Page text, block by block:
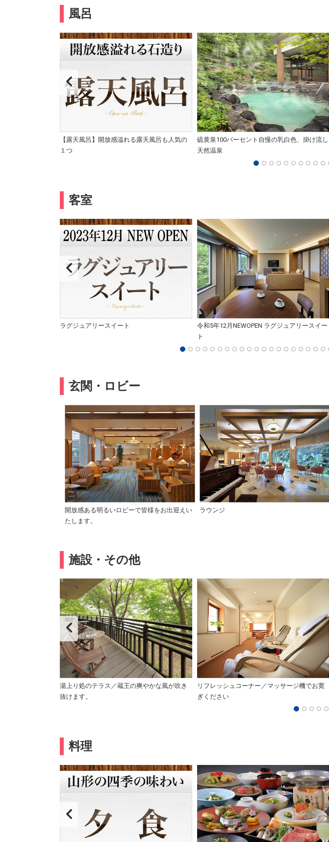
風呂
【露天風呂】開放感溢れる露天風呂も人気の
１つ
硫黄泉100パーセント自慢の乳白色、掛け流し
天然温泉
客室
ラグジュアリースイート
令和5年12月NEWOPEN ラグジュアリースイー
ト
玄関・ロビー
開放感ある明るいロビーで皆様をお出迎えい
たします。
ラウンジ
施設・その他
湯上り処のテラス／蔵王の爽やかな風が吹き
抜けます。
リフレッシュコーナー／マッサージ機でお寛
ぎください
料理